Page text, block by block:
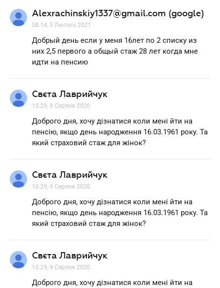
Alexrachinskiy1337@gmail.com (google)
08.14, 5 Лютого 2021
Добрый день если у меня 16лет по 2 списку из
них 2,5 первого а общый стаж 28 лет когда мне
идти на пенсию
Свєта Лаврийчук
10.29, 9 Серпня 2020
Доброго дня, хочу дізнатися коли мені йти на
пенсію, якщо день народження 16.03.1961 року. Та
який страховий стаж для жінок?
Свєта Лаврийчук
10.29, 9 Серпня 2020
Доброго дня, хочу дізнатися коли мені йти на
пенсію, якщо день народження 16.03.1961 року. Та
який страховий стаж для жінок?
Свєта Лаврийчук
10.29, 9 Серпня 2020
Доброго дня, хочу дізнатися коли мені йти на